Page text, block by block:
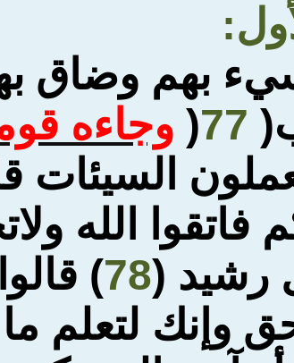
:
بهم وضاق
77
( وجاءه
السيئات
الله ولا
رشيد (78
)
وإنك لتعلم